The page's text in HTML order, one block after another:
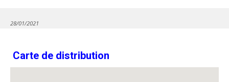
28/01/2021
Carte de distribution